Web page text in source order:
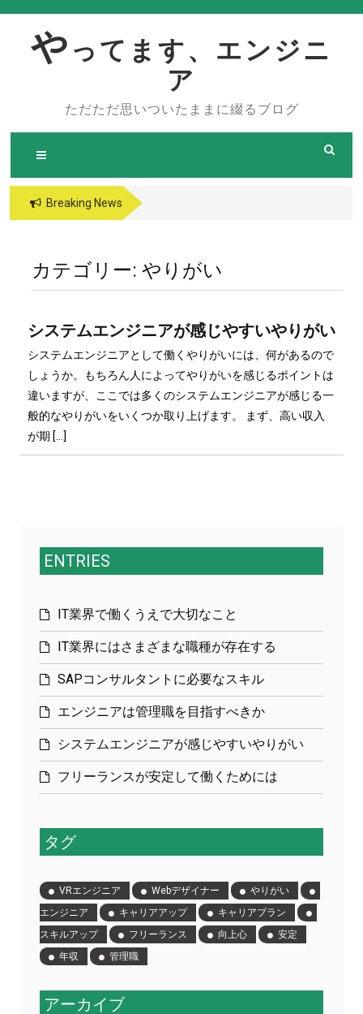
contentや ってます、エンジニ
ア
ただただ思いついたままに綴るブログ
Breaking News
カテゴリー: やりがい
システムエンジニアが感じやすいやりがい
システムエンジニアとして働くやりがいには、何があるので
しょうか。もちろん人によってやりがいを感じるポイントは
違いますが、ここでは多くのシステムエンジニアが感じる一
般的なやりがいをいくつか取り上げます。 まず、高い収入
が期 […]
ENTRIES
IT業界で働くうえで大切なこと
IT業界にはさまざまな職種が存在する
SAPコンサルタントに必要なスキル
エンジニアは管理職を目指すべきか
システムエンジニアが感じやすいやりがい
フリーランスが安定して働くためには
タグ
VRエンジニア Webデザイナー
やりがい
エンジニア
キャリアアップ
キャリアプラン
スキルアップ
フリーランス 向上心
安定
年収
管理職
アーカイブ